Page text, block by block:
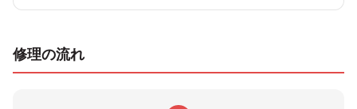
修理の流れ